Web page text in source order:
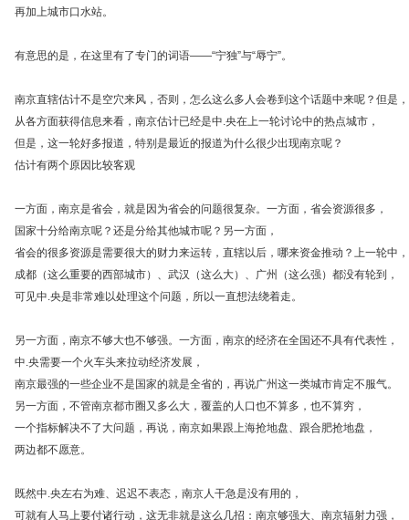
再加上城市口水站。
有意思的是，在这里有了专门的词语——“宁独”与“辱宁”。
南京直辖估计不是空穴来风，否则，怎么这么多人会卷到这个话题中来呢？但是，
从各方面获得信息来看，南京估计已经是中.央在上一轮讨论中的热点城市，
但是，这一轮好多报道，特别是最近的报道为什么很少出现南京呢？
估计有两个原因比较客观
一方面，南京是省会，就是因为省会的问题很复杂。一方面，省会资源很多，
国家十分给南京呢？还是分给其他城市呢？另一方面，
省会的很多资源是需要很大的财力来运转，直辖以后，哪来资金推动？上一轮中，
成都（这么重要的西部城市）、武汉（这么大）、广州（这么强）都没有轮到，
可见中.央是非常难以处理这个问题，所以一直想法绕着走。
另一方面，南京不够大也不够强。一方面，南京的经济在全国还不具有代表性，
中.央需要一个火车头来拉动经济发展，
南京最强的一些企业不是国家的就是全省的，再说广州这一类城市肯定不服气。
另一方面，不管南京都市圈又多么大，覆盖的人口也不算多，也不算穷，
一个指标解决不了大问题，再说，南京如果跟上海抢地盘、跟合肥抢地盘，
两边都不愿意。
既然中.央左右为难、迟迟不表态，南京人干急是没有用的，
可就有人马上要付诸行动，这无非就是这么几招：南京够强大、南京辐射力强，